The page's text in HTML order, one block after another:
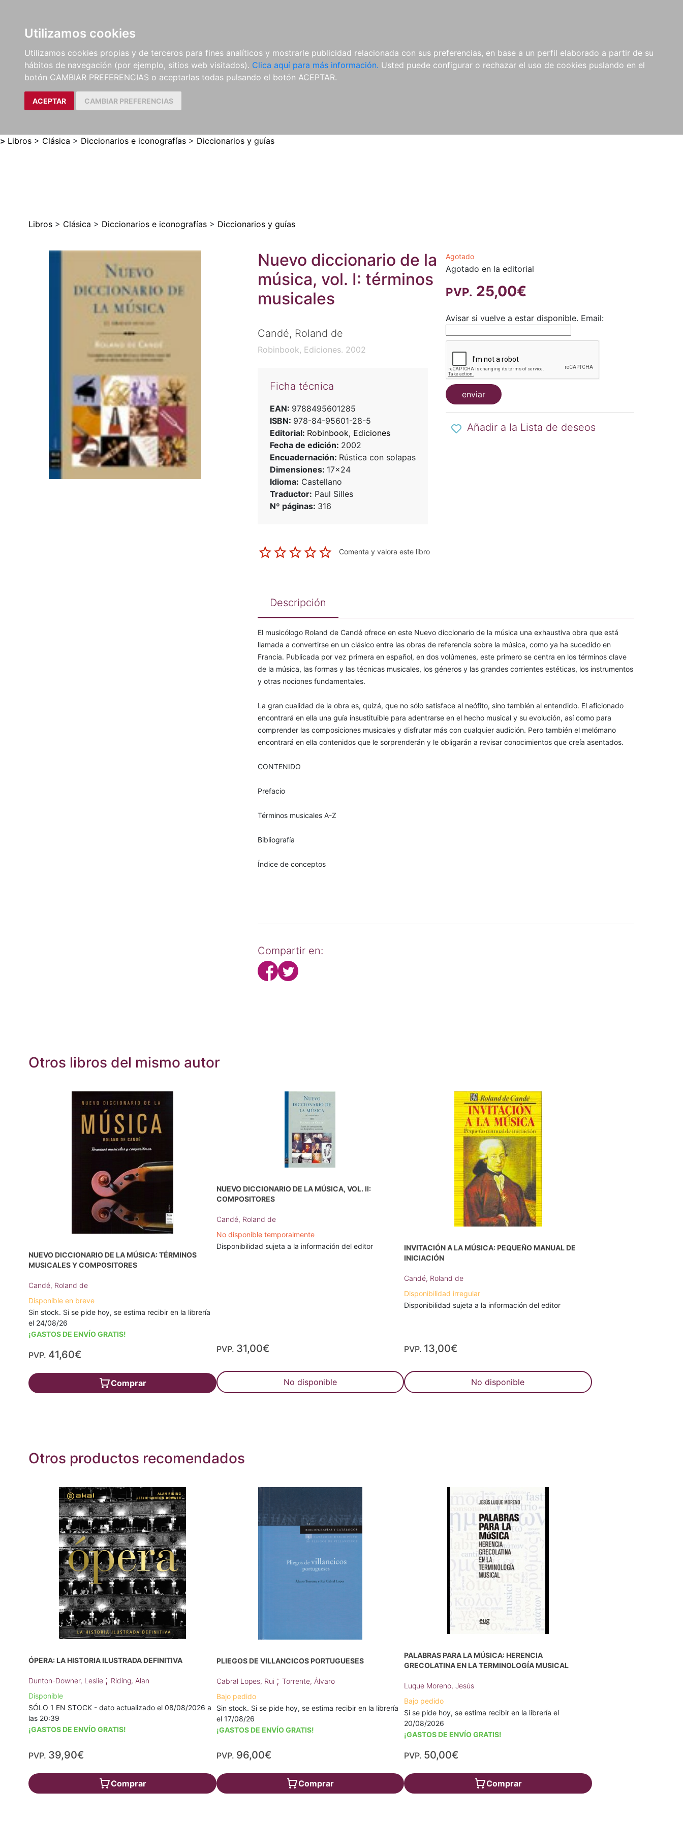
Utilizamos cookies
Utilizamos cookies propias y de terceros para fines analíticos y mostrarle publicidad relacionada con sus preferencias, en base a un perfil elaborado a partir de su
hábitos de navegación (por ejemplo, sitios web visitados). Clica aquí para más información. Usted puede configurar o rechazar el uso de cookies puslando en el
botón CAMBIAR PREFERENCIAS o aceptarlas todas pulsando el botón ACEPTAR.
ACEPTAR CAMBIAR PREFERENCIAS
LIBROS
MÉTODOS Y
EJERCICIOS
PARTITURAS Y EDICIONES
CRÍTICAS
REVISTAS
CDS Y
DVDS
MATERIAL
COMPLEMENTARIO
NOVEDADES NOTICIAS
COMPRAS
INSTITUCIONALES
> Libros > Clásica > Diccionarios e iconografías > Diccionarios y guías
Libros > Clásica > Diccionarios e iconografías > Diccionarios y guías
Nuevo diccionario de la
música, vol. I: términos
musicales
Candé, Roland de
Robinbook, Ediciones. 2002
Ficha técnica
EAN: 9788495601285
ISBN: 978-84-95601-28-5
Editorial: Robinbook, Ediciones
Fecha de edición: 2002
Encuadernación: Rústica con solapas
Dimensiones: 17x24
Idioma: Castellano
Traductor: Paul Silles
Nº páginas: 316
Comenta y valora este libro
Agotado
Agotado en la editorial
PVP. 25,00€
Avisar si vuelve a estar disponible. Email:
enviar
Añadir a la Lista de deseos
Descripción
El musicólogo Roland de Candé ofrece en este Nuevo diccionario de la música una exhaustiva obra que está
llamada a convertirse en un clásico entre las obras de referencia sobre la música, como ya ha sucedido en
Francia. Publicada por vez primera en español, en dos volúmenes, este primero se centra en los términos clave
de la música, las formas y las técnicas musicales, los géneros y las grandes corrientes estéticas, los instrumentos
y otras nociones fundamentales.
La gran cualidad de la obra es, quizá, que no sólo satisface al neófito, sino también al entendido. El aficionado
encontrará en ella una guía insustituible para adentrarse en el hecho musical y su evolución, así como para
comprender las composiciones musicales y disfrutar más con cualquier audición. Pero también el melómano
encontrará en ella contenidos que le sorprenderán y le obligarán a revisar conocimientos que creía asentados.
CONTENIDO
Prefacio
Términos musicales A-Z
Bibliografía
Índice de conceptos
Compartir en:
Otros libros del mismo autor
NUEVO DICCIONARIO DE LA MÚSICA: TÉRMINOS
MUSICALES Y COMPOSITORES
Candé, Roland de
Disponible en breve
Sin stock. Si se pide hoy, se estima recibir en la librería
el 24/08/26
¡GASTOS DE ENVÍO GRATIS!
PVP. 41,60€
Comprar
NUEVO DICCIONARIO DE LA MÚSICA, VOL. II:
COMPOSITORES
Candé, Roland de
No disponible temporalmente
Disponibilidad sujeta a la información del editor
PVP. 31,00€
No disponible
INVITACIÓN A LA MÚSICA: PEQUEÑO MANUAL DE
INICIACIÓN
Candé, Roland de
Disponibilidad irregular
Disponibilidad sujeta a la información del editor
PVP. 13,00€
No disponible
Otros productos recomendados
ÓPERA: LA HISTORIA ILUSTRADA DEFINITIVA
Dunton-Downer, Leslie ; Riding, Alan
Disponible
SÓLO 1 EN STOCK - dato actualizado el 08/08/2026 a
las 20:39
¡GASTOS DE ENVÍO GRATIS!
PVP. 39,90€
Comprar
PLIEGOS DE VILLANCICOS PORTUGUESES
Cabral Lopes, Rui ; Torrente, Álvaro
Bajo pedido
Sin stock. Si se pide hoy, se estima recibir en la librería
el 17/08/26
¡GASTOS DE ENVÍO GRATIS!
PVP. 96,00€
Comprar
PALABRAS PARA LA MÚSICA: HERENCIA
GRECOLATINA EN LA TERMINOLOGÍA MUSICAL
Luque Moreno, Jesús
Bajo pedido
Si se pide hoy, se estima recibir en la librería el
20/08/2026
¡GASTOS DE ENVÍO GRATIS!
PVP. 50,00€
Comprar